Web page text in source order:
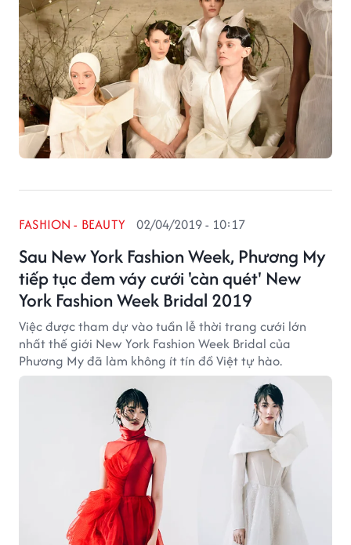
Sau New York Fashion Week, Phương My
tiếp tục đem váy cưới 'càn quét' New
York Fashion Week Bridal 2019
FASHION - BEAUTY 02/04/2019 - 10:17
Việc được tham dự vào tuần lễ thời trang cưới lớn
nhất thế giới New York Fashion Week Bridal của
Phương My đã làm không ít tín đồ Việt tự hào.